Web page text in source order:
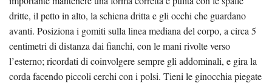
dritte, il petto in alto, la schiena dritta e gli occhi che guardano
avanti. Posiziona i gomiti sulla linea mediana del corpo, a circa 5
centimetri di distanza dai fianchi, con le mani rivolte verso
l’esterno; ricordati di coinvolgere sempre gli addominali, e gira la
corda facendo piccoli cerchi con i polsi. Tieni le ginocchia piegate